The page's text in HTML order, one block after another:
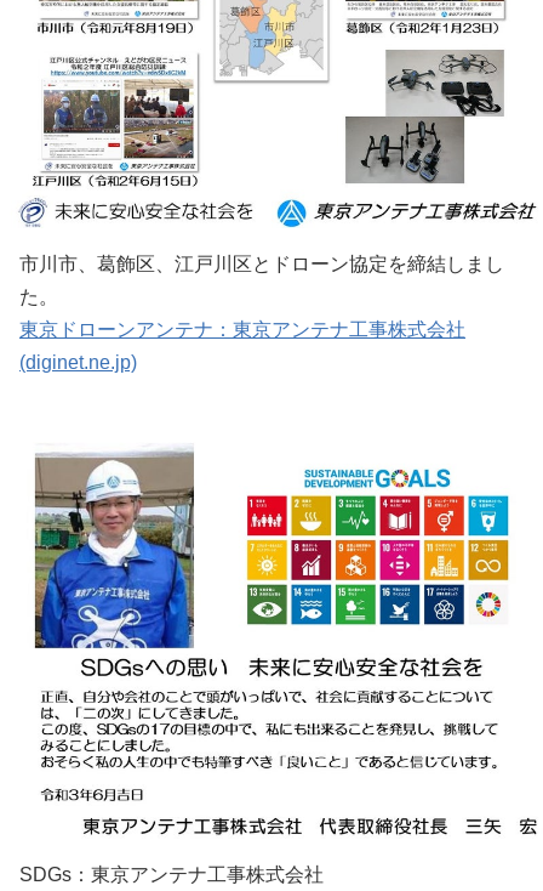
市川市、葛飾区、江戸川区とドローン協定を締結しまし
た。
東京ドローンアンテナ：東京アンテナ工事株式会社
(diginet.ne.jp)
SDGs：東京アンテナ工事株式会社